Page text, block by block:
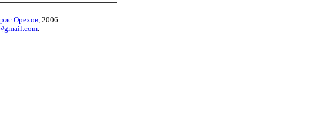
Орехов, 2006.
.